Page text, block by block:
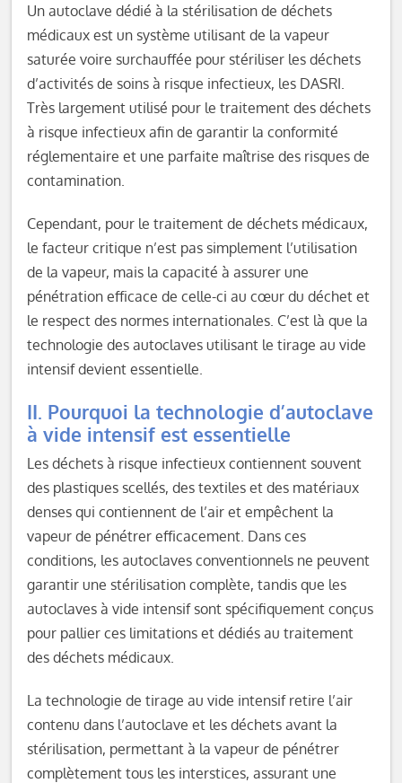
Un autoclave dédié à la stérilisation de déchets
médicaux est un système utilisant de la vapeur
saturée voire surchauffée pour stériliser les déchets
d’activités de soins à risque infectieux, les DASRI.
Très largement utilisé pour le traitement des déchets
à risque infectieux afin de garantir la conformité
réglementaire et une parfaite maîtrise des risques de
contamination.
Cependant, pour le traitement de déchets médicaux,
le facteur critique n’est pas simplement l’utilisation
de la vapeur, mais la capacité à assurer une
pénétration efficace de celle-ci au cœur du déchet et
le respect des normes internationales. C’est là que la
technologie des autoclaves utilisant le tirage au vide
intensif devient essentielle.
II. Pourquoi la technologie d’autoclave
à vide intensif est essentielle
Les déchets à risque infectieux contiennent souvent
des plastiques scellés, des textiles et des matériaux
denses qui contiennent de l’air et empêchent la
vapeur de pénétrer efficacement. Dans ces
conditions, les autoclaves conventionnels ne peuvent
garantir une stérilisation complète, tandis que les
autoclaves à vide intensif sont spécifiquement conçus
pour pallier ces limitations et dédiés au traitement
des déchets médicaux.
La technologie de tirage au vide intensif retire l’air
contenu dans l’autoclave et les déchets avant la
stérilisation, permettant à la vapeur de pénétrer
complètement tous les interstices, assurant une